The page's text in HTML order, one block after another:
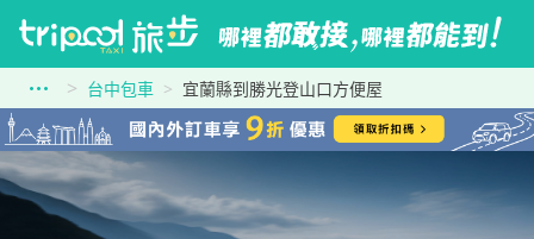
台中包車 宜蘭縣到勝光登山口方便屋